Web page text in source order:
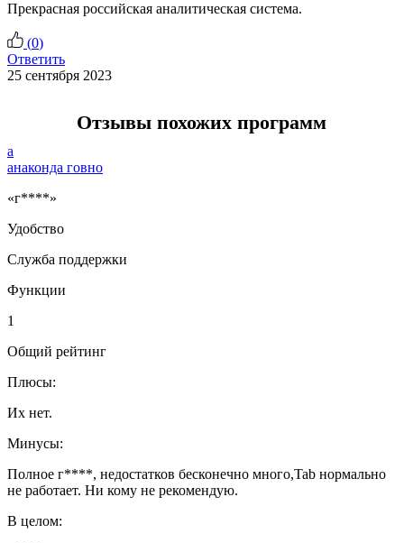
Прекрасная российская аналитическая система.
(0)
Ответить
25 сентября 2023
Отзывы похожих программ
а
анаконда говно
«г****»
Удобство
Служба поддержки
Функции
1
Общий рейтинг
Плюсы:
Их нет.
Минусы:
Полное г****, недостатков бесконечно много,Tab нормально
не работает. Ни кому не рекомендую.
В целом: